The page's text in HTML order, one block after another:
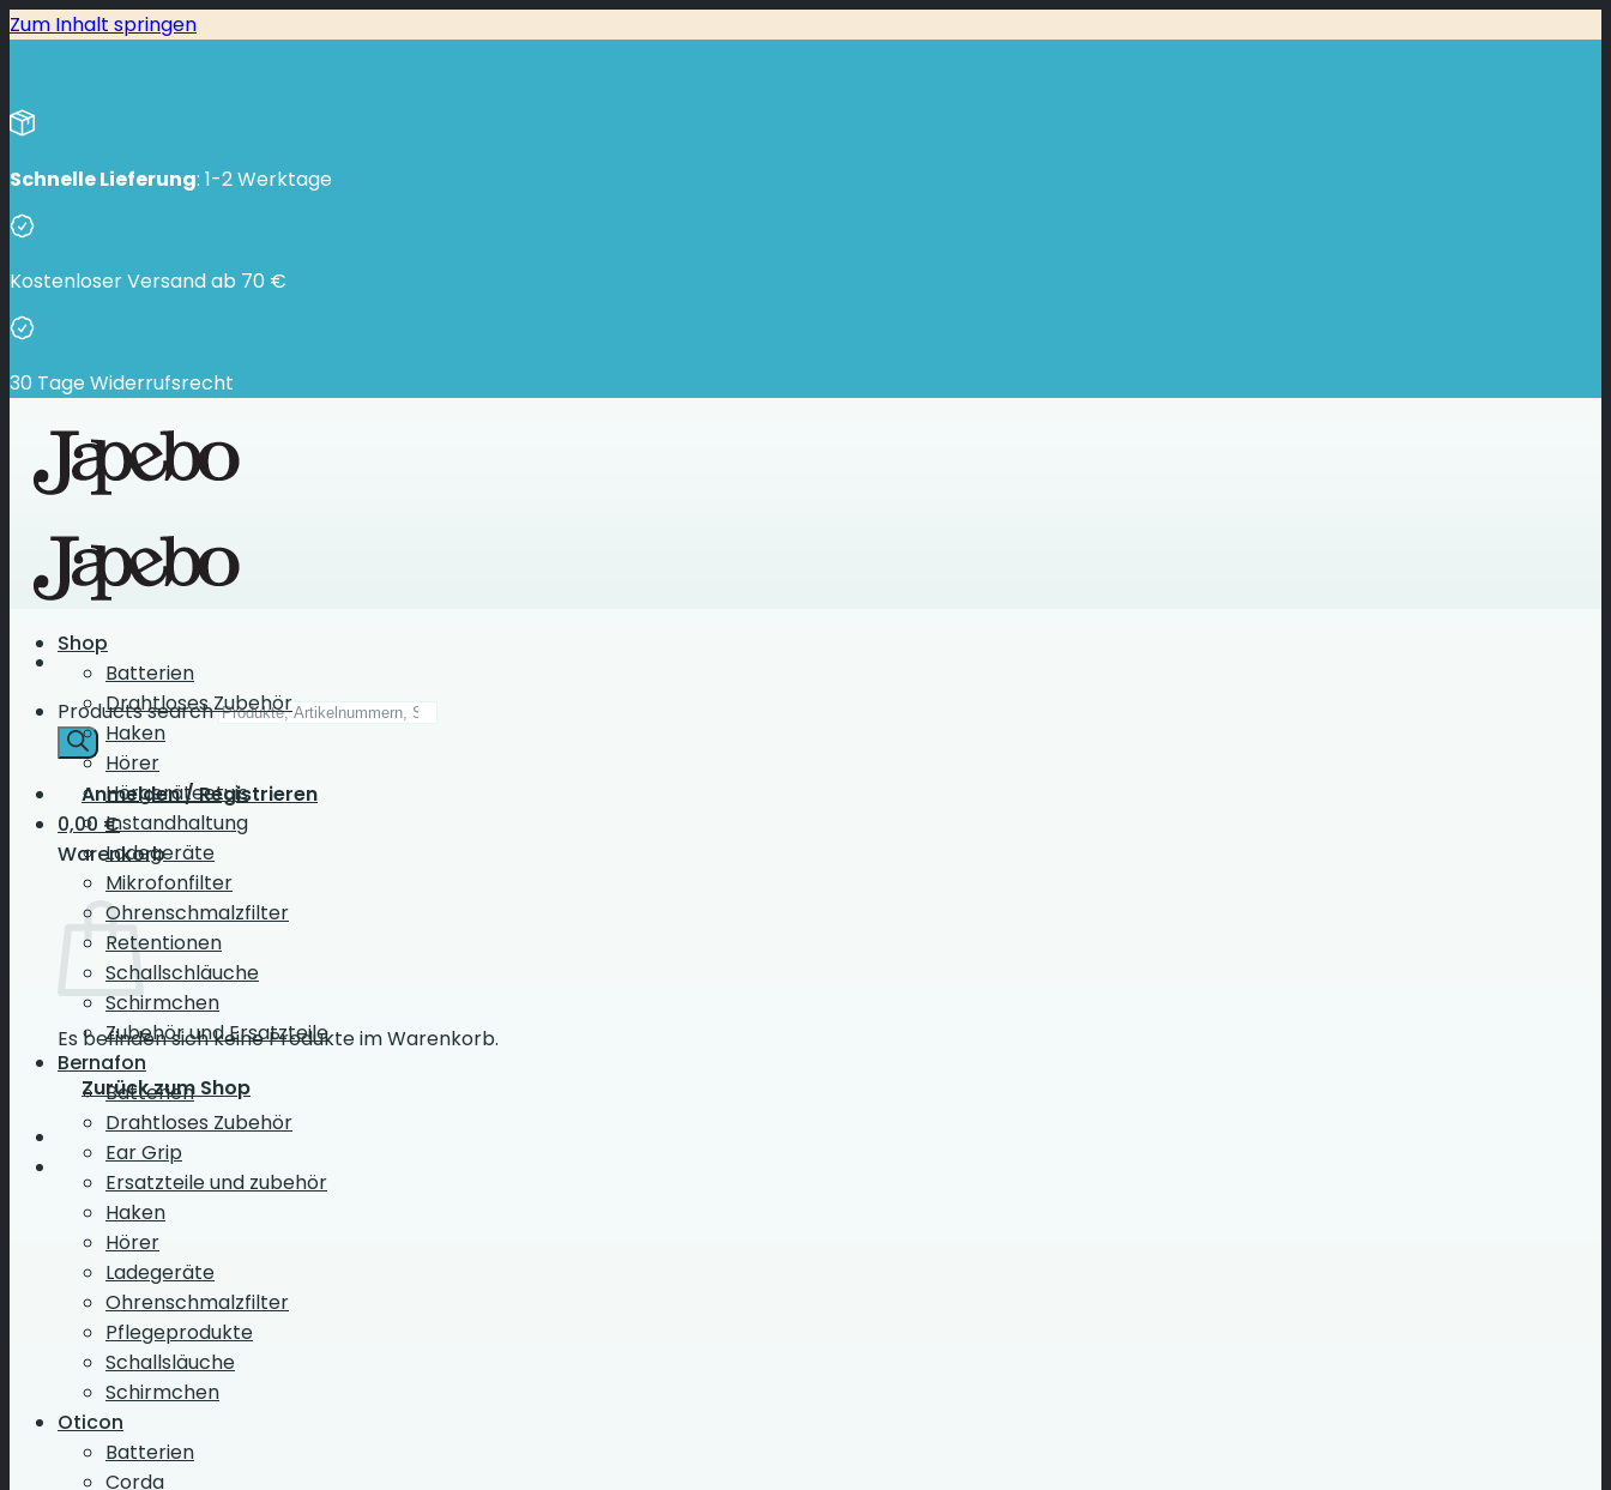
Zum Inhalt springen
Schnelle Lieferung: 1-2 Werktage
Kostenloser Versand ab 70 €
30 Tage Widerrufsrecht
Products search
Anmelden / Registrieren
0,00 €
Warenkorb
Es befinden sich keine Produkte im Warenkorb.
Zurück zum Shop
Shop
Batterien
Drahtloses Zubehör
Haken
Hörer
Hörgeräteetuis
Instandhaltung
Ladegeräte
Mikrofonfilter
Ohrenschmalzfilter
Retentionen
Schallschläuche
Schirmchen
Zubehör und Ersatzteile
Bernafon
Batterien
Drahtloses Zubehör
Ear Grip
Ersatzteile und zubehör
Haken
Hörer
Ladegeräte
Ohrenschmalzfilter
Pflegeprodukte
Schallsläuche
Schirmchen
Oticon
Batterien
Corda